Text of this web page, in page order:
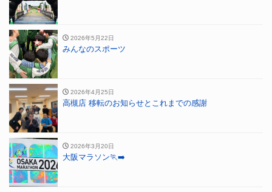
2026年5月22日
みんなのスポーツ
2026年4月25日
高槻店 移転のお知らせとこれまでの感謝
2026年3月20日
大阪マラソン🏃‍➡️